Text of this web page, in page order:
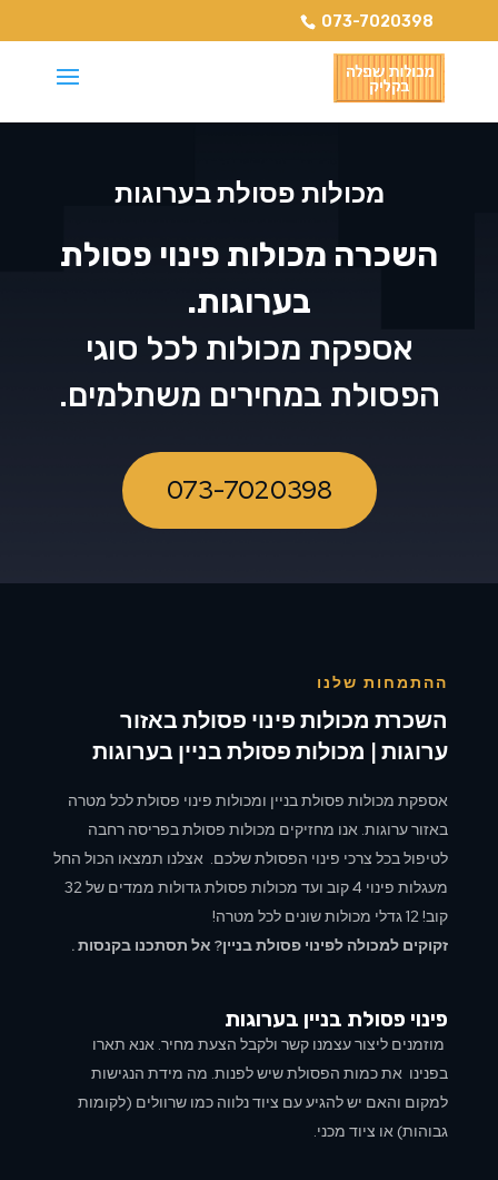
073-7020398
מכולות פסולת בערוגות
השכרה מכולות פינוי פסולת
בערוגות.
אספקת מכולות לכל סוגי
הפסולת במחירים משתלמים.
073-7020398
ההתמחות שלנו
השכרת מכולות פינוי פסולת באזור
ערוגות | מכולות פסולת בניין בערוגות
אספקת מכולות פסולת בניין ומכולות פינוי פסולת לכל מטרה
באזור ערוגות. אנו מחזיקים מכולות פסולת בפריסה רחבה
לטיפול בכל צרכי פינוי הפסולת שלכם. אצלנו תמצאו הכול החל
מעגלות פינוי 4 קוב ועד מכולות פסולת גדולות ממדים של 32
קוב! 12 גדלי מכולות שונים לכל מטרה!
זקוקים למכולה לפינוי פסולת בניין? אל תסתכנו בקנסות .
פינוי פסולת בניין בערוגות
מוזמנים ליצור עצמנו קשר ולקבל הצעת מחיר. אנא תארו
בפנינו את כמות הפסולת שיש לפנות. מה מידת הנגישות
למקום והאם יש להגיע עם ציוד נלווה כמו שרוולים (לקומות
גבוהות) או ציוד מכני.